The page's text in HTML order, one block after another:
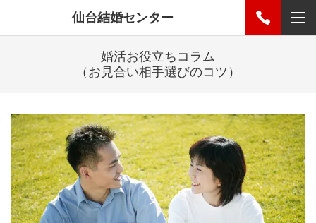
仙台結婚センター
婚活お役立ちコラム
（お見合い相手選びのコツ）